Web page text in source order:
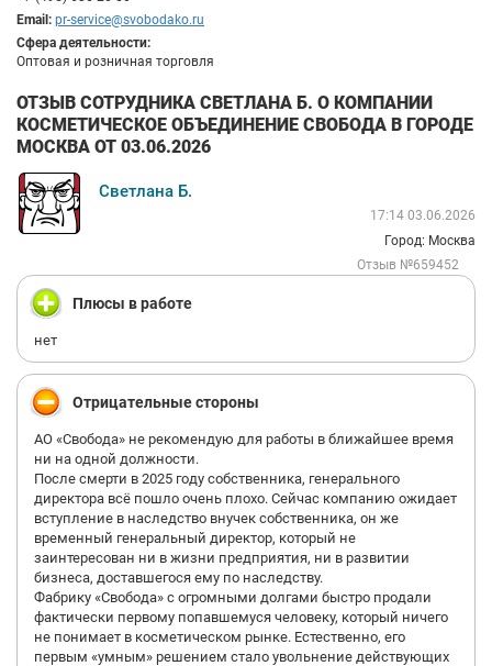
Email: pr-service@svobodako.ru
Сфера деятельности:
Оптовая и розничная торговля
ОТЗЫВ СОТРУДНИКА СВЕТЛАНА Б. О КОМПАНИИ
КОСМЕТИЧЕСКОЕ ОБЪЕДИНЕНИЕ СВОБОДА В ГОРОДЕ
МОСКВА ОТ 03.06.2026
Светлана Б.
17:14 03.06.2026
Город: Москва
Отзыв №659452
Плюсы в работе
нет
Отрицательные стороны
АО «Свобода» не рекомендую для работы в ближайшее время
ни на одной должности.
После смерти в 2025 году собственника, генерального
директора всё пошло очень плохо. Сейчас компанию ожидает
вступление в наследство внучек собственника, он же
временный генеральный директор, который не
заинтересован ни в жизни предприятия, ни в развитии
бизнеса, доставшегося ему по наследству.
Фабрику «Свобода» с огромными долгами быстро продали
фактически первому попавшемуся человеку, который ничего
не понимает в косметическом рынке. Естественно, его
первым «умным» решением стало увольнение действующих